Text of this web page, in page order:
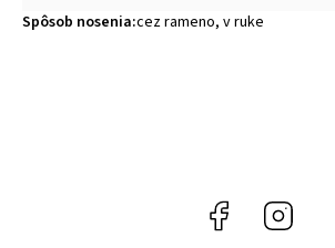
Spôsob nosenia:cez rameno, v ruke
Facebook